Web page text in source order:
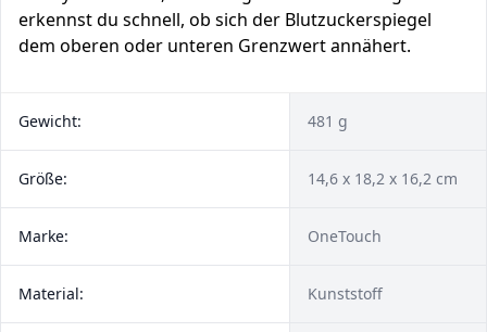
erkennst du schnell, ob sich der Blutzuckerspiegel
dem oberen oder unteren Grenzwert annähert.
Gewicht: 481 g
Größe: 14,6 x 18,2 x 16,2 cm
Marke: OneTouch
Material: Kunststoff